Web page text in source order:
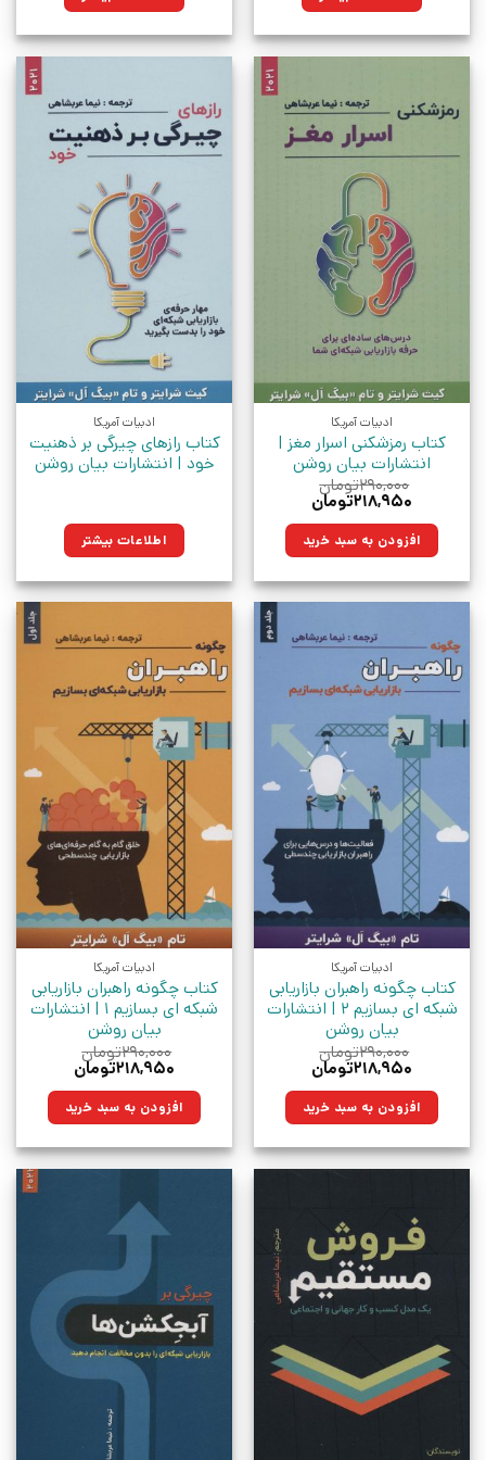
ادبیات آمریکا
کتاب رمزشکنی اسرار مغز |
انتشارات بیان روشن
۲۹۰,۰۰۰تومان
قیمت
۲۹۰,۰۰۰تومان
بود.
۲۱۸,۹۵۰تومان
۲۱۸,۹۵۰تومان.افزودن به سبد خرید
ادبیات آمریکا
کتاب رازهای چیرگی بر ذهنیت
خود | انتشارات بیان روشن
اطلاعات بیشتر
ادبیات آمریکا
کتاب چگونه راهبران بازاریابی
شبکه ای بسازیم 2 | انتشارات
بیان روشن
۲۹۰,۰۰۰تومان
قیمت
۲۹۰,۰۰۰تومان
بود.
۲۱۸,۹۵۰تومان
۲۱۸,۹۵۰تومان.افزودن به سبد خرید
ادبیات آمریکا
کتاب چگونه راهبران بازاریابی
شبکه ای بسازیم 1 | انتشارات
بیان روشن
۲۹۰,۰۰۰تومان
قیمت
۲۹۰,۰۰۰تومان
بود.
۲۱۸,۹۵۰تومان
۲۱۸,۹۵۰تومان.افزودن به سبد خرید